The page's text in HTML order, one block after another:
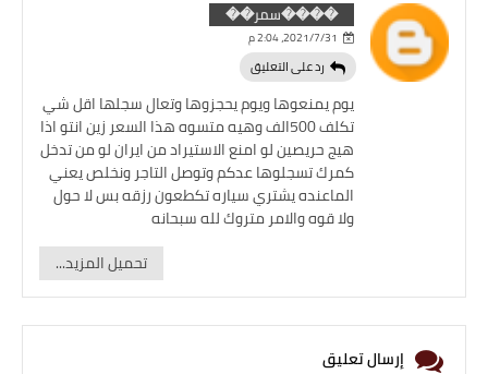
����سمر��
31‏/7‏/2021، 2:04 م
يوم يمنعوها ويوم يحجزوها وتعال سجلها اقل شي
تكلف 500الف وهيه متسوه هذا السعر زين انتو اذا
هيج حريصين لو امنع الاستيراد من ايران لو من تدخل
كمرك تسجلوها عدكم وتوصل التاجر ونخلص يعني
الماعنده يشتري سياره تكطعون رزقه بس لا حول
ولا قوه والامر متروك لله سبحانه
رد على التعليق
تحميل المزيد...
إرسال تعليق